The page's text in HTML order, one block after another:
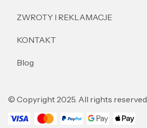
ZWROTY I REKLAMACJE
KONTAKT
Blog
© Copyright 2025. All rights reserved.